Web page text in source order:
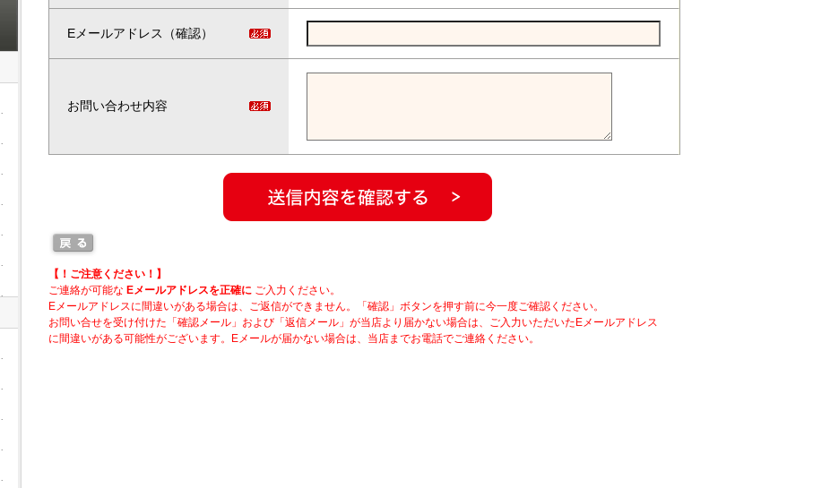
Eメールアドレス（確認）
お問い合わせ内容
【！ご注意ください！】
ご連絡が可能な Eメールアドレスを正確に ご入力ください。
Eメールアドレスに間違いがある場合は、ご返信ができません。「確認」ボタンを押す前に今一度ご確認ください。
お問い合せを受け付けた「確認メール」および「返信メール」が当店より届かない場合は、ご入力いただいたEメールアドレス
に間違いがある可能性がございます。Eメールが届かない場合は、当店までお電話でご連絡ください。